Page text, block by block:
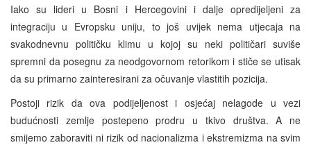
Iako su lideri u Bosni i Hercegovini i dalje opredijeljeni za
integraciju u Evropsku uniju, to još uvijek nema utjecaja na
svakodnevnu političku klimu u kojoj su neki političari suviše
spremni da posegnu za neodgovornom retorikom i stiče se utisak
da su primarno zainteresirani za očuvanje vlastitih pozicija.
Postoji rizik da ova podijeljenost i osjećaj nelagode u vezi
budućnosti zemlje postepeno prodru u tkivo društva. A ne
smijemo zaboraviti ni rizik od nacionalizma i ekstremizma na svim